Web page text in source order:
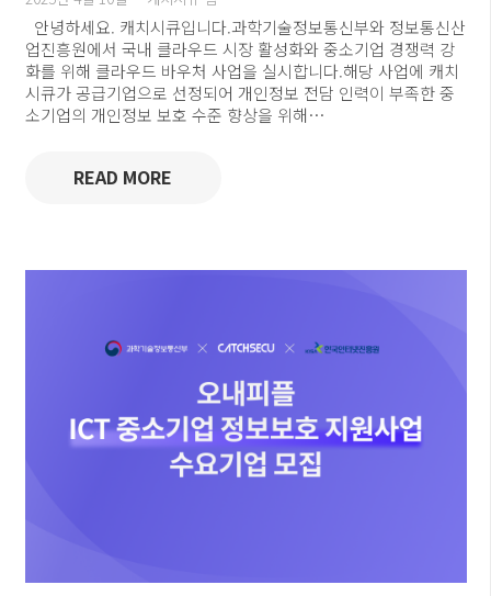
안녕하세요. 캐치시큐입니다.과학기술정보통신부와 정보통신산
업진흥원에서 국내 클라우드 시장 활성화와 중소기업 경쟁력 강
화를 위해 클라우드 바우처 사업을 실시합니다.해당 사업에 캐치
시큐가 공급기업으로 선정되어 개인정보 전담 인력이 부족한 중
소기업의 개인정보 보호 수준 향상을 위해…
READ MORE